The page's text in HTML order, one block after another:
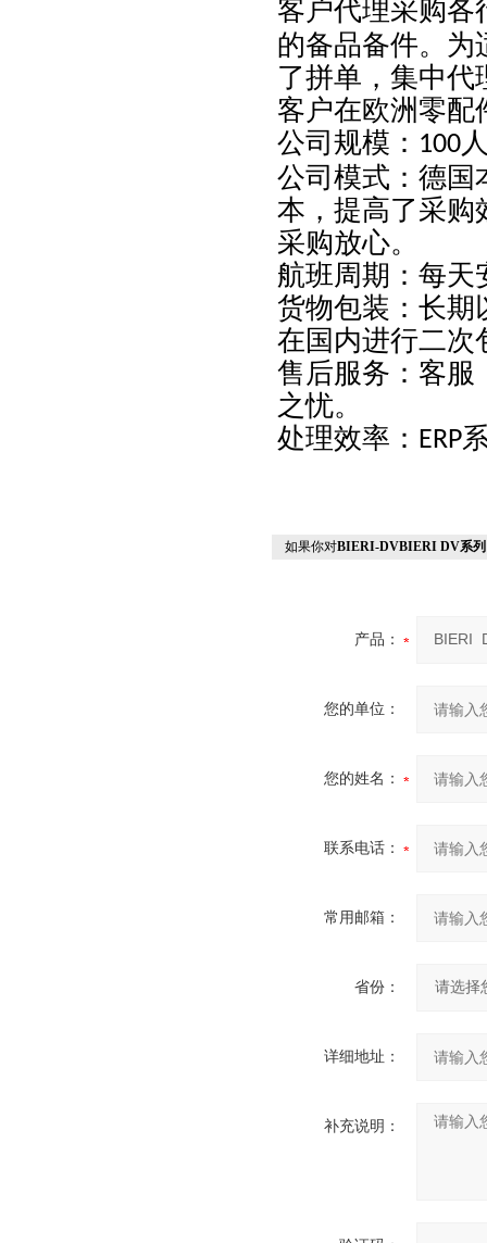
客户代理采购各
的备品备件。为
了拼单，集中代
客户在欧洲零配
公司规模： 100
公司模式：德国
本，提高了采购
采购放心。
航班周期：每天
货物包装：长期
在国内进行二次
售后服务：客服
之忧。
处理效率： ERP
如果你对BIERI-DVBIERI DV系列
产品：
您的单位：
您的姓名：
联系电话：
常用邮箱：
省份：
详细地址：
补充说明：